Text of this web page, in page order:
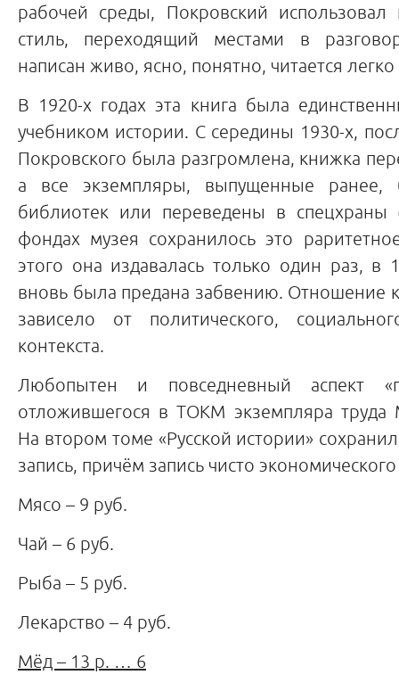
рабочей среды, Покровский использовал
стиль, переходящий местами в
написан живо, ясно, понятно, читается
В 1920-х годах эта книга была
учебником истории. С середины 1930-х,
Покровского была разгромлена, книжка
а все экземпляры, выпущенные
библиотек или переведены в
фондах музея сохранилось это
этого она издавалась только один раз, в
вновь была предана забвению. Отношение к
зависело от политического,
контекста.
Любопытен и повседневный аспект
отложившегося в ТОКМ экземпляра труда
На втором томе «Русской истории»
запись, причём запись чисто
Мясо – 9 руб.
Чай – 6 руб.
Рыба – 5 руб.
Лекарство – 4 руб.
Мёд – 13 р. … 6